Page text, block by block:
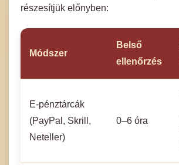
részesítjük előnyben:
Módszer
Belső
ellenőrzés
E-pénztárcák
(PayPal, Skrill,
Neteller)
0–6 óra